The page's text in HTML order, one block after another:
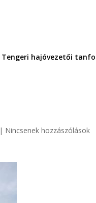
Tengeri hajóvezetői
| Nincsenek hozzászólások